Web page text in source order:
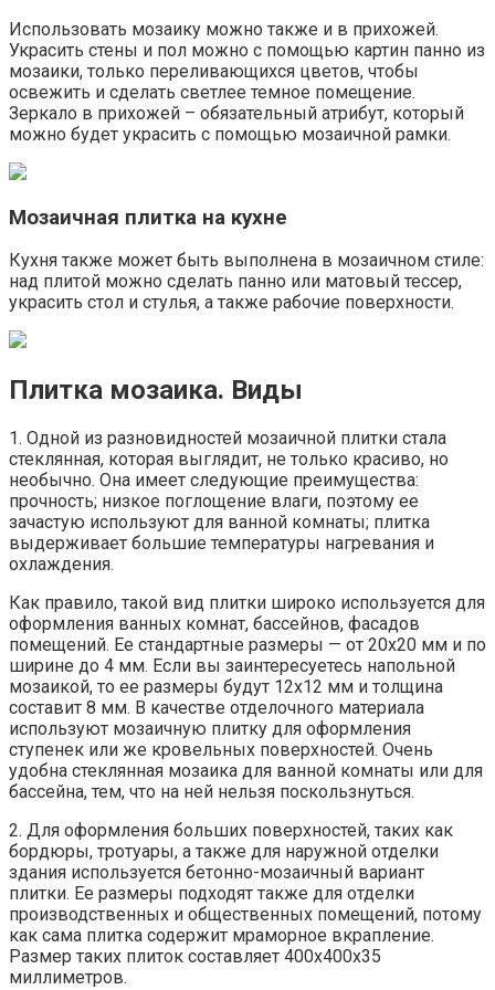
Использовать мозаику можно также и в прихожей.
Украсить стены и пол можно с помощью картин панно из
мозаики, только переливающихся цветов, чтобы
освежить и сделать светлее темное помещение.
Зеркало в прихожей – обязательный атрибут, который
можно будет украсить с помощью мозаичной рамки.
Мозаичная плитка на кухне
Кухня также может быть выполнена в мозаичном стиле:
над плитой можно сделать панно или матовый тессер,
украсить стол и стулья, а также рабочие поверхности.
Плитка мозаика. Виды
1. Одной из разновидностей мозаичной плитки стала
стеклянная, которая выглядит, не только красиво, но
необычно. Она имеет следующие преимущества:
прочность; низкое поглощение влаги, поэтому ее
зачастую используют для ванной комнаты; плитка
выдерживает большие температуры нагревания и
охлаждения.
Как правило, такой вид плитки широко используется для
оформления ванных комнат, бассейнов, фасадов
помещений. Ее стандартные размеры — от 20х20 мм и по
ширине до 4 мм. Если вы заинтересуетесь напольной
мозаикой, то ее размеры будут 12х12 мм и толщина
составит 8 мм. В качестве отделочного материала
используют мозаичную плитку для оформления
ступенек или же кровельных поверхностей. Очень
удобна стеклянная мозаика для ванной комнаты или для
бассейна, тем, что на ней нельзя поскользнуться.
2. Для оформления больших поверхностей, таких как
бордюры, тротуары, а также для наружной отделки
здания используется бетонно-мозаичный вариант
плитки. Ее размеры подходят также для отделки
производственных и общественных помещений, потому
как сама плитка содержит мраморное вкрапление.
Размер таких плиток составляет 400х400х35
миллиметров.